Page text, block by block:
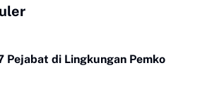
Pejabat di Lingkungan Pemko